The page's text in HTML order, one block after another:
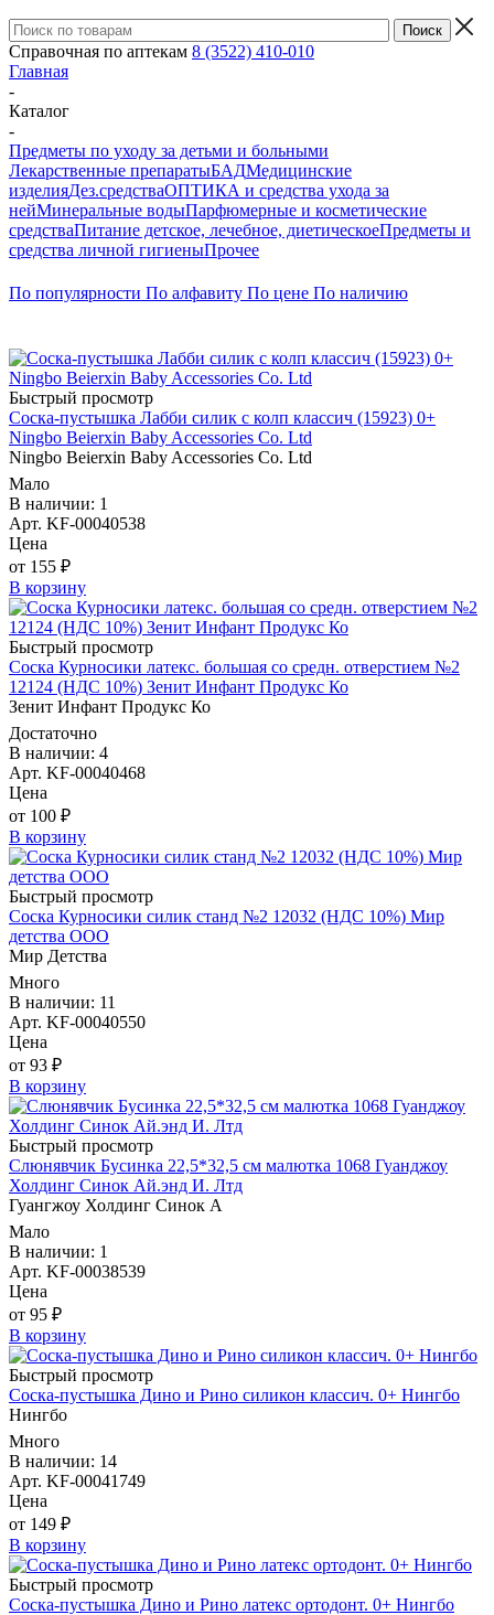
Справочная по аптекам 8 (3522) 410-010
Главная
-
Каталог
-
Предметы по уходу за детьми и больными
Лекарственные препаратыБАДМедицинские
изделияДез.средстваОПТИКА и средства ухода за
нейМинеральные водыПарфюмерные и косметические
средстваПитание детское, лечебное, диетическоеПредметы и
средства личной гигиеныПрочее
По популярности По алфавиту По цене По наличию
Быстрый просмотр
Соска-пустышка Лабби силик с колп классич (15923) 0+
Ningbo Beierxin Baby Accessories Co. Ltd
Ningbo Beierxin Baby Accessories Co. Ltd
Мало
В наличии: 1
Арт. KF-00040538
Цена
от 155 ₽
В корзину
Быстрый просмотр
Соска Курносики латекс. большая со средн. отверстием №2
12124 (НДС 10%) Зенит Инфант Продукс Ко
Зенит Инфант Продукс Ко
Достаточно
В наличии: 4
Арт. KF-00040468
Цена
от 100 ₽
В корзину
Быстрый просмотр
Соска Курносики силик станд №2 12032 (НДС 10%) Мир
детства ООО
Мир Детства
Много
В наличии: 11
Арт. KF-00040550
Цена
от 93 ₽
В корзину
Быстрый просмотр
Слюнявчик Бусинка 22,5*32,5 см малютка 1068 Гуанджоу
Холдинг Синок Ай.энд И. Лтд
Гуангжоу Холдинг Синок А
Мало
В наличии: 1
Арт. KF-00038539
Цена
от 95 ₽
В корзину
Быстрый просмотр
Соска-пустышка Дино и Рино силикон классич. 0+ Нингбо
Нингбо
Много
В наличии: 14
Арт. KF-00041749
Цена
от 149 ₽
В корзину
Быстрый просмотр
Соска-пустышка Дино и Рино латекс ортодонт. 0+ Нингбо